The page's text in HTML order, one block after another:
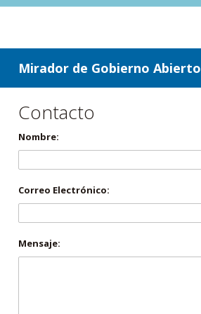
ir a contenido
ir al menú
Mirador de Gobierno Abierto
Contacto
Nombre:
Correo Electrónico:
Mensaje: